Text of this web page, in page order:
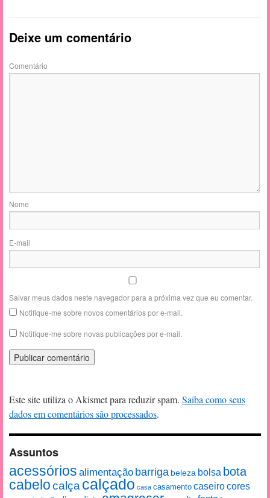
Deixe um comentário
Comentário
Nome
E-mail
Salvar meus dados neste navegador para a próxima vez que eu comentar.
Notifique-me sobre novos comentários por e-mail.
Notifique-me sobre novas publicações por e-mail.
Este site utiliza o Akismet para reduzir spam. Saiba como seus
dados em comentários são processados.
Assuntos
acessórios alimentação barriga beleza bolsa bota
cabelocalça calçado casa casamento caseirocores